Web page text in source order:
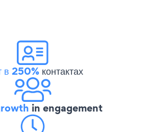
в 250%контактах
in engagement